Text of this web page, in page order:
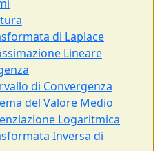
di Laplace
Lineare
di Convergenza
del Valore Medio
Logaritmica
Inversa di